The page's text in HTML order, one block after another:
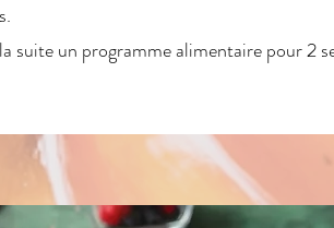
suite un programme alimentaire pour 2